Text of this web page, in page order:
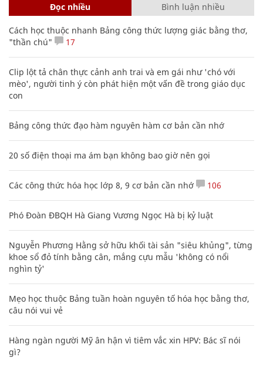
Đọc nhiều Bình luận nhiều
Cách học thuộc nhanh Bảng công thức lượng giác bằng thơ,
"thần chú"
17
Clip lột tả chân thực cảnh anh trai và em gái như 'chó với
mèo', người tinh ý còn phát hiện một vấn đề trong giáo dục
con
Bảng công thức đạo hàm nguyên hàm cơ bản cần nhớ
20 số điện thoại ma ám bạn không bao giờ nên gọi
Các công thức hóa học lớp 8, 9 cơ bản cần nhớ 106
Phó Đoàn ĐBQH Hà Giang Vương Ngọc Hà bị kỷ luật
Nguyễn Phương Hằng sở hữu khối tài sản "siêu khủng", từng
khoe sổ đỏ tính bằng cân, mắng cựu mẫu 'không có nổi
nghìn tỷ'
Mẹo học thuộc Bảng tuần hoàn nguyên tố hóa học bằng thơ,
câu nói vui vẻ
Hàng ngàn người Mỹ ân hận vì tiêm vắc xin HPV: Bác sĩ nói
gì?